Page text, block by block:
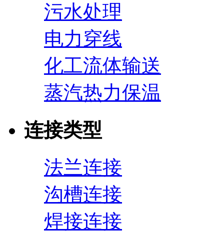
污水处理
电力穿线
化工流体输送
蒸汽热力保温
连接类型
法兰连接
沟槽连接
焊接连接